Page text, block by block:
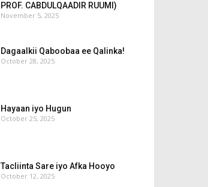
PROF. CABDULQAADIR RUUMI)
November 5, 2025
Dagaalkii Qaboobaa ee Qalinka!
October 28, 2025
Hayaan iyo Hugun
October 25, 2025
Tacliinta Sare iyo Afka Hooyo
October 12, 2025